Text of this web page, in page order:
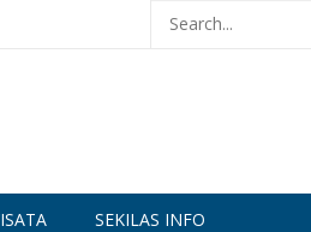
SEKILAS INFO